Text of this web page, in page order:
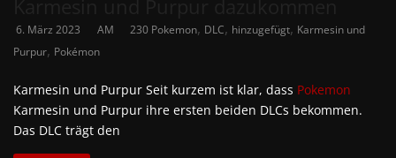
6. März 2023 AM 230 Pokemon, DLC, hinzugefügt, Karmesin und
Purpur, Pokémon
Karmesin und Purpur Seit kurzem ist klar, dass Pokemon
Karmesin und Purpur ihre ersten beiden DLCs bekommen.
Das DLC trägt den